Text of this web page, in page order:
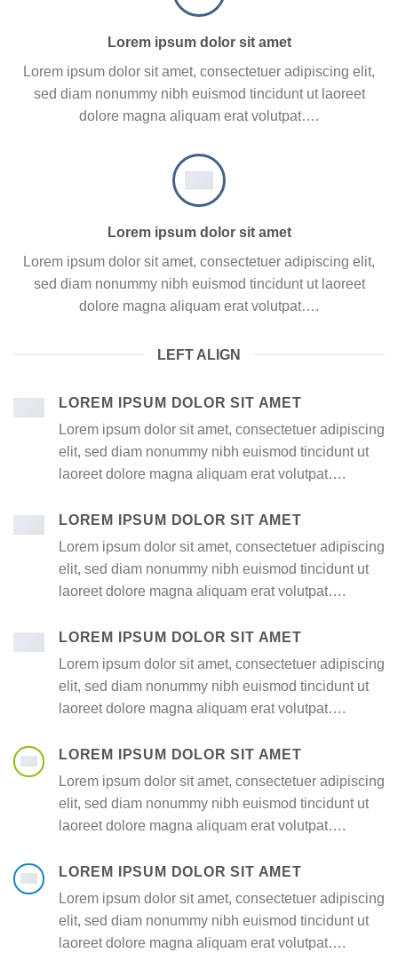
Lorem ipsum dolor sit amet
Lorem ipsum dolor sit amet, consectetuer adipiscing elit,
sed diam nonummy nibh euismod tincidunt ut laoreet
dolore magna aliquam erat volutpat….
Lorem ipsum dolor sit amet
Lorem ipsum dolor sit amet, consectetuer adipiscing elit,
sed diam nonummy nibh euismod tincidunt ut laoreet
dolore magna aliquam erat volutpat….
LEFT ALIGN
LOREM IPSUM DOLOR SIT AMET
Lorem ipsum dolor sit amet, consectetuer adipiscing
elit, sed diam nonummy nibh euismod tincidunt ut
laoreet dolore magna aliquam erat volutpat….
LOREM IPSUM DOLOR SIT AMET
Lorem ipsum dolor sit amet, consectetuer adipiscing
elit, sed diam nonummy nibh euismod tincidunt ut
laoreet dolore magna aliquam erat volutpat….
LOREM IPSUM DOLOR SIT AMET
Lorem ipsum dolor sit amet, consectetuer adipiscing
elit, sed diam nonummy nibh euismod tincidunt ut
laoreet dolore magna aliquam erat volutpat….
LOREM IPSUM DOLOR SIT AMET
Lorem ipsum dolor sit amet, consectetuer adipiscing
elit, sed diam nonummy nibh euismod tincidunt ut
laoreet dolore magna aliquam erat volutpat….
LOREM IPSUM DOLOR SIT AMET
Lorem ipsum dolor sit amet, consectetuer adipiscing
elit, sed diam nonummy nibh euismod tincidunt ut
laoreet dolore magna aliquam erat volutpat….